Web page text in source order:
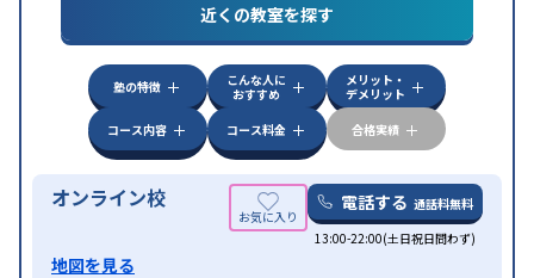
特徴
中高一貫校生に対応授業の振替可能
学習にPC・タブレットを利用オンライン対応1
科目から受講可能
近くの教室を探す
塾の特徴
こんな人に
おすすめ
メリット・
デメリット
コース内容
コース料金 合格実績
オンライン校 電話する 通話料無料
13:00-22:00(土日祝日問わず)
地図を見る